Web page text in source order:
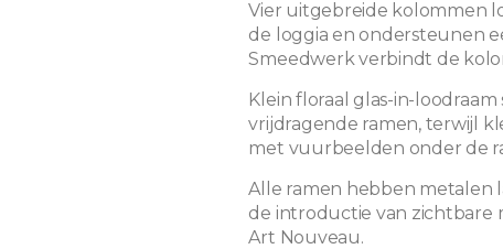
Vier uitgebreide kolommen
de loggia en ondersteunen
Smeedwerk verbindt de
Klein floraal glas-in-
vrijdragende ramen, terwijl
met vuurbeelden onder de
Alle ramen hebben metalen
de introductie van zichtbare
Art Nouveau.